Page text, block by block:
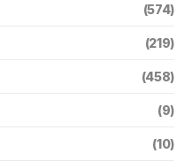
(574)
(219)
(458)
(9)
(10)